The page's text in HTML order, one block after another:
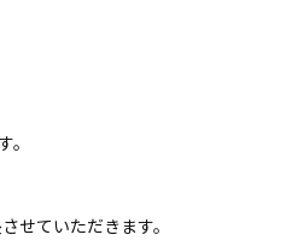
せていただきます。